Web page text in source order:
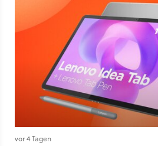
vor 4 Tagen